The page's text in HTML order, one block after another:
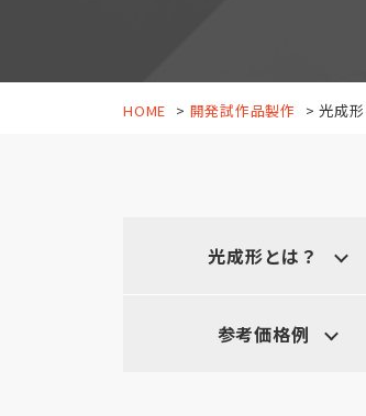
HOME 開発試作品製作 光成形
光成形とは？
参考価格例